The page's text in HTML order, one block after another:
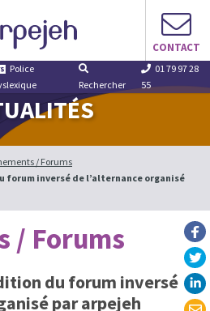
CONTACT
Police
Rechercher
01 79 97 28
55
/ Forums
forum inversé de l’alternance organisé
/ Forums
du forum inversé
par arpejeh